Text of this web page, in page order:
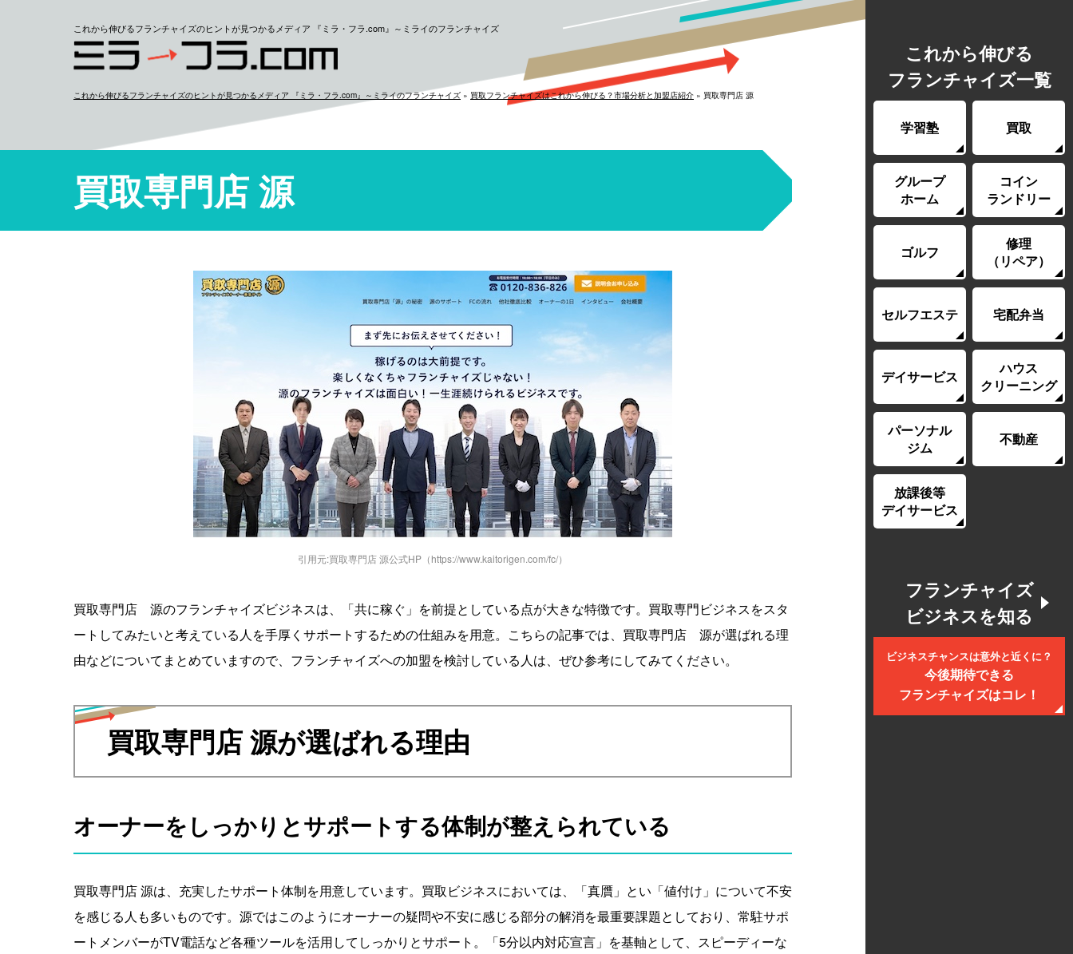
これから伸びるフランチャイズのヒントが見つかるメディア 『ミラ・フラ.com』～ミライのフランチャイズ
これから伸びるフランチャイズのヒントが見つかるメディア 『ミラ・フラ.com』～ミライのフランチャイズ » 買取フランチャイズはこれから伸びる？市場分析と加盟店紹介 » 買取専門店 源
買取専門店 源
引用元:買取専門店 源公式HP（https://www.kaitorigen.com/fc/）
買取専門店 源のフランチャイズビジネスは、「共に稼ぐ」を前提としている点が大きな特徴です。買取専門ビジネスをスタ
ートしてみたいと考えている人を手厚くサポートするための仕組みを用意。こちらの記事では、買取専門店 源が選ばれる理
由などについてまとめていますので、フランチャイズへの加盟を検討している人は、ぜひ参考にしてみてください。
買取専門店 源が選ばれる理由
オーナーをしっかりとサポートする体制が整えられている
買取専門店 源は、充実したサポート体制を用意しています。買取ビジネスにおいては、「真贋」とい「値付け」について不安
を感じる人も多いものです。源ではこのようにオーナーの疑問や不安に感じる部分の解消を最重要課題としており、常駐サポ
ートメンバーがTV電話など各種ツールを活用してしっかりとサポート。「5分以内対応宣言」を基軸として、スピーディーな
これから伸びる
フランチャイズ一覧
学習塾 買取
グループ
ホーム
コイン
ランドリー
ゴルフ
修理
（リペア）
セルフエステ 宅配弁当
デイサービス
ハウス
クリーニング
パーソナル
ジム
不動産
放課後等
デイサービス
フランチャイズ
ビジネスを知る
ビジネスチャンスは意外と近くに？
今後期待できる
フランチャイズはコレ！